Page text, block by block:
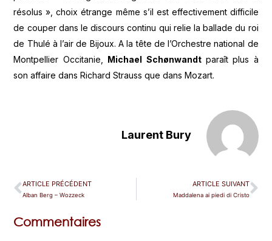
résolus », choix étrange même s’il est effectivement difficile
de couper dans le discours continu qui relie la ballade du roi
de Thulé à l’air de Bijoux. A la tête de l’Orchestre national de
Montpellier Occitanie, Michael Schønwandtparaît plus à
son affaire dans Richard Strauss que dans Mozart.
Laurent Bury
ARTICLE PRÉCÉDENT
Alban Berg – Wozzeck
ARTICLE SUIVANT
Maddalena ai piedi di Cristo
Commentaires